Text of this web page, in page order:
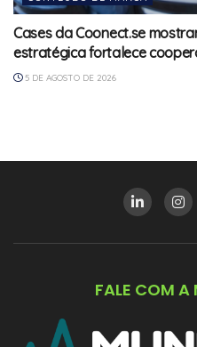
Cases da Coonect.se
estratégica fortalece
5 DE AGOSTO DE 2026
FALE COM